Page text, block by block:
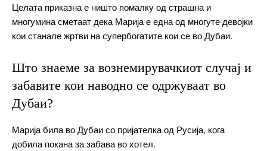
Целата приказна е ништо помалку од страшна и
многумина сметаат дека Марија е една од многуте девојки
кои станале жртви на супербогатите кои се во Дубаи.
Што знаеме за вознемирувачкиот случај и
забавите кои наводно се одржуваат во
Дубаи?
Марија била во Дубаи со пријателка од Русија, кога
добила покана за забава во хотел.